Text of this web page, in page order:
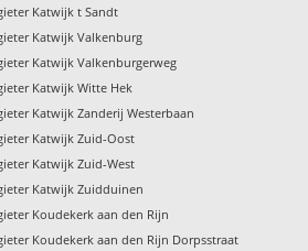
Katwijk t Sandt
Katwijk Valkenburg
Katwijk Valkenburgerweg
Katwijk Witte Hek
Katwijk Zanderij Westerbaan
Katwijk Zuid-Oost
Katwijk Zuid-West
Katwijk Zuidduinen
Koudekerk aan den Rijn
Koudekerk aan den Rijn Dorpsstraat